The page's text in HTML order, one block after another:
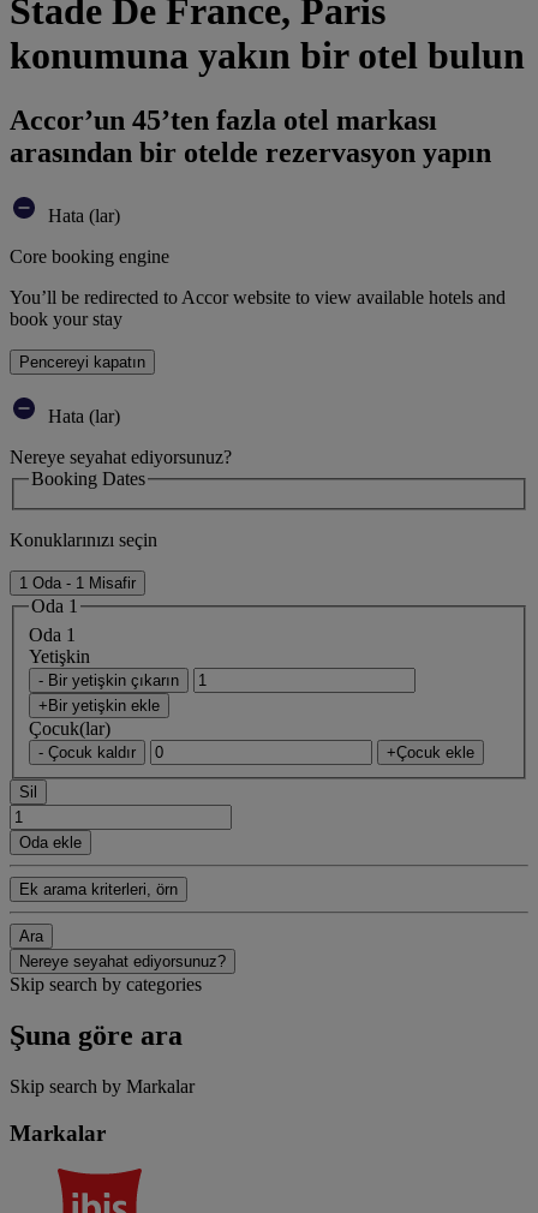
Stade De France, Paris
konumuna yakın bir otel bulun
Accor’un 45’ten fazla otel markası
arasından bir otelde rezervasyon yapın
Hata (lar)
Core booking engine
You’ll be redirected to Accor website to view available hotels and
book your stay
Pencereyi kapatın
Hata (lar)
Nereye seyahat ediyorsunuz?
Booking Dates
Konuklarınızı seçin
1 Oda - 1 Misafir
Oda 1
Oda 1
Yetişkin
- Bir yetişkin çıkarın
+Bir yetişkin ekle
Çocuk(lar)
- Çocuk kaldır +Çocuk ekle
Sil
Oda ekle
Ek arama kriterleri, örn
Ara
Nereye seyahat ediyorsunuz?
Skip search by categories
Şuna göre ara
Skip search by Markalar
Markalar